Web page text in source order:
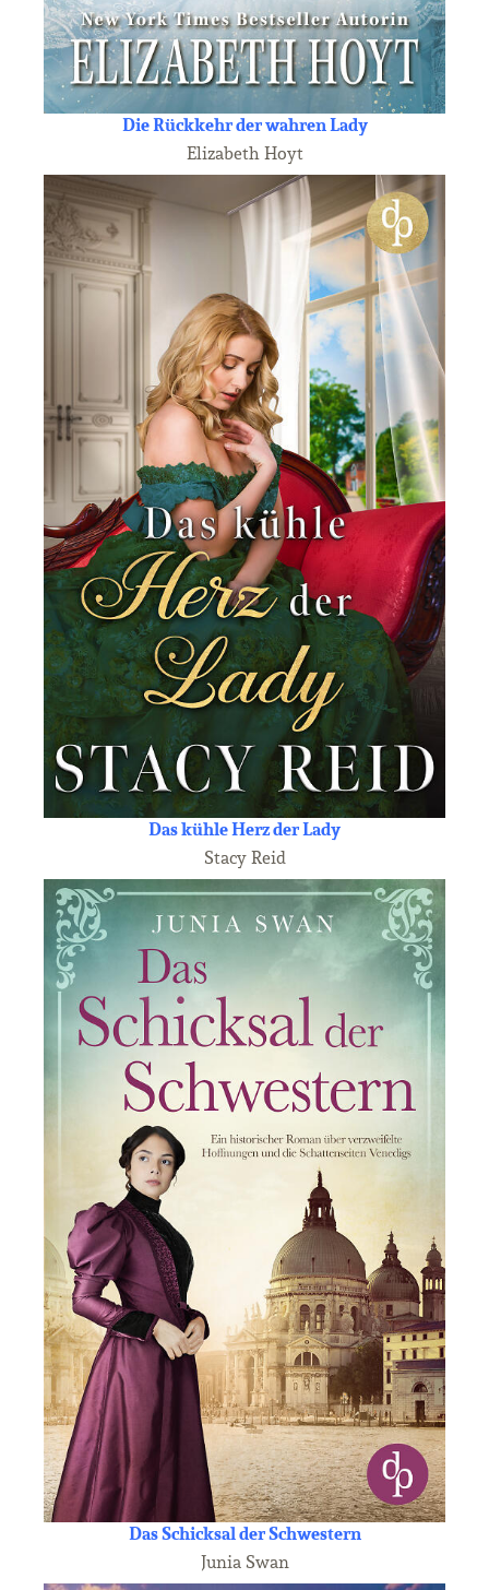
Die Rückkehr der wahren Lady
Elizabeth Hoyt
Das kühle Herz der Lady
Stacy Reid
Das Schicksal der Schwestern
Junia Swan